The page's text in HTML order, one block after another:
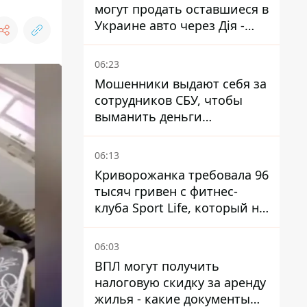
могут продать оставшиеся в
Украине авто через Дія -
МВД
06:23
Мошенники выдают себя за
сотрудников СБУ, чтобы
выманить деньги
украинцев
06:13
Криворожанка требовала 96
тысяч гривен с фитнес-
клуба Sport Life, который не
пускал ее в бассейн без
медицинской справки –
06:03
ВПЛ могут получить
налоговую скидку за аренду
жилья - какие документы